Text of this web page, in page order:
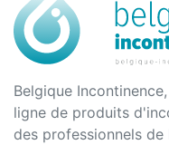
Belgique
ligne de produits
des professionnels de